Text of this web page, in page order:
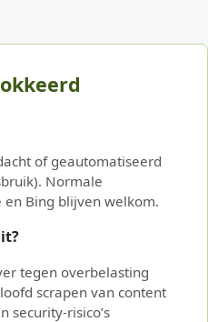
of geautomatiseerd
Normale
en Bing blijven welkom.
tegen overbelasting
scrapen van content
security-risico’s